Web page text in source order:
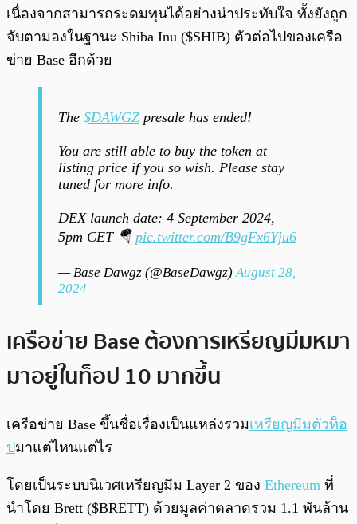
เนื่องจากสามารถระดมทุนได้อย่างน่าประทับใจ ทั้งยังถูก
จับตามองในฐานะ Shiba Inu ($SHIB) ตัวต่อไปของเครือ
ข่าย Base อีกด้วย
The $DAWGZ presale has ended!
You are still able to buy the token at
listing price if you so wish. Please stay
tuned for more info.
DEX launch date: 4 September 2024,
5pm CET 🪂 pic.twitter.com/B9gFx6Yju6
— Base Dawgz (@BaseDawgz)August 28,
2024
เครือข่าย Base ต้องการเหรียญมีมหมา
มาอยู่ในท็อป 10 มากขึ้น
เครือข่าย Base ขึ้นชื่อเรื่องเป็นแหล่งรวมเหรียญมีมตัวท็อ
ปมาแต่ไหนแต่ไร
โดยเป็นระบบนิเวศเหรียญมีม Layer 2 ของ Ethereum ที่
นำโดย Brett ($BRETT) ด้วยมูลค่าตลาดรวม 1.1 พันล้าน